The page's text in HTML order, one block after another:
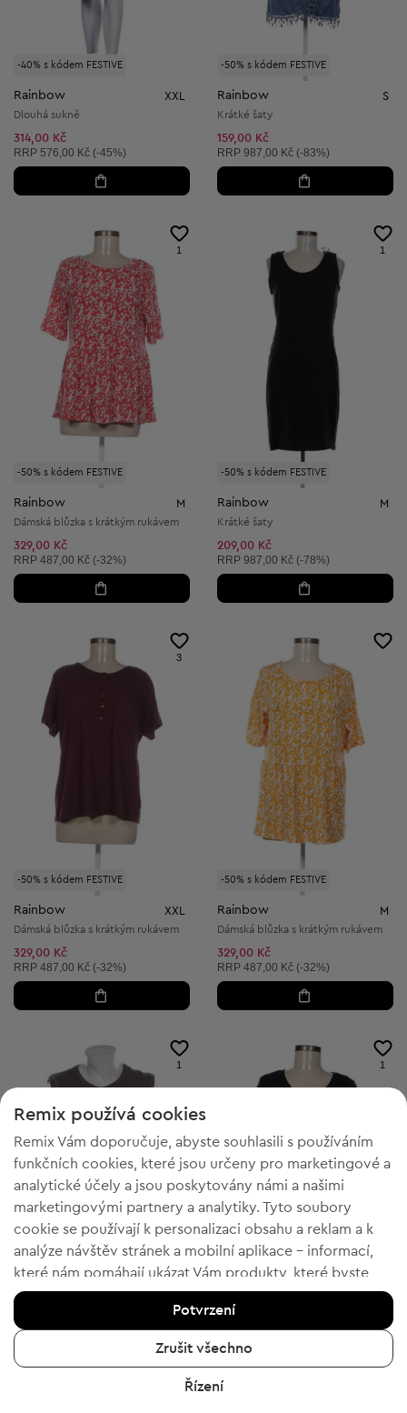
-40% s kódem FESTIVE
Rainbow XXL
Dlouhá sukně
314,00 Kč
Doporučená cena:
RRP 576,00 Kč (-45%)
-50% s kódem FESTIVE
Rainbow S
Krátké šaty
159,00 Kč
Doporučená cena:
RRP 987,00 Kč (-83%)
-50% s kódem FESTIVE
1
Rainbow M
Dámská blůzka s krátkým rukávem
329,00 Kč
Doporučená cena:
RRP 487,00 Kč (-32%)
-50% s kódem FESTIVE
1
Rainbow M
Krátké šaty
209,00 Kč
Doporučená cena:
RRP 987,00 Kč (-78%)
-50% s kódem FESTIVE
3
Rainbow XXL
Dámská blůzka s krátkým rukávem
329,00 Kč
Doporučená cena:
RRP 487,00 Kč (-32%)
-50% s kódem FESTIVE
Rainbow M
Dámská blůzka s krátkým rukávem
329,00 Kč
Doporučená cena:
RRP 487,00 Kč (-32%)
1
Rainbow XXL
Pánské tílko
299,00 Kč
1
Rainbow
Remix používá cookies
Remix Vám doporučuje, abyste souhlasili s používáním
funkčních cookies, které jsou určeny pro marketingové a
analytické účely a jsou poskytovány námi a našimi
marketingovými partnery a analytiky. Tyto soubory
cookie se používají k personalizaci obsahu a reklam a k
analýze návštěv stránek a mobilní aplikace - informací,
které nám pomáhají ukázat Vám produkty, které byste
chtěli. Pokud souhlasíte, potvrďte prosím kliknutím na
tlačítko „Ano, souhlasím“.
Chcete-li získat více informací, klikněte na „Chci více
informací“ nebo navštivte „Zásady ochrany osobních
údajů a cookies“. Nastavení souborů cookie můžete
Potvrzení
Zrušit všechno
Řízení